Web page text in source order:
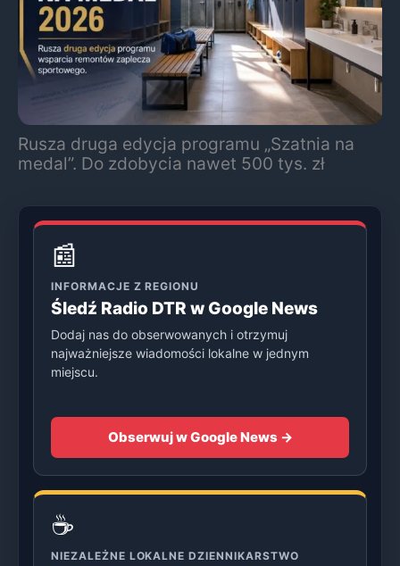
Rusza druga edycja programu „Szatnia na
medal”. Do zdobycia nawet 500 tys. zł
📰
INFORMACJE Z REGIONU
Śledź Radio DTR w Google News
Dodaj nas do obserwowanych i otrzymuj
najważniejsze wiadomości lokalne w jednym
miejscu.
Obserwuj w Google News →
☕
NIEZALEŻNE LOKALNE DZIENNIKARSTWO